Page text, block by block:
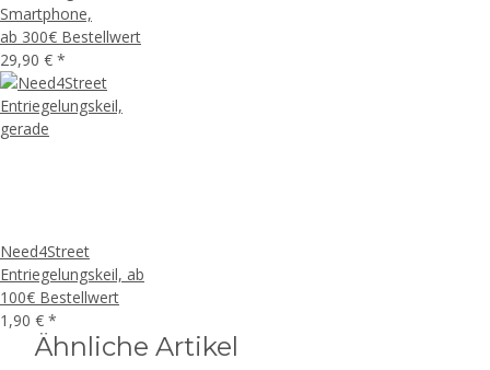
Smartphone,
ab 300€ Bestellwert
29,90 € *
Need4Street
Entriegelungskeil, ab
100€ Bestellwert
1,90 € *
Ähnliche Artikel